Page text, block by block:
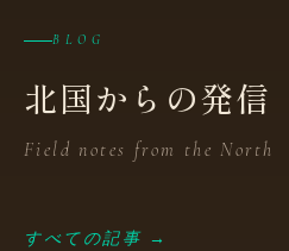
BLOG
北国からの発信
Field notes from the North
すべての記事 →